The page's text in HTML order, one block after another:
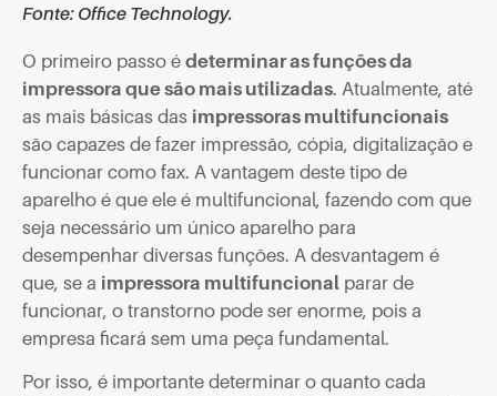
Fonte: Office Technology.
O primeiro passo é determinar as funções da
impressora que são mais utilizadas. Atualmente, até
as mais básicas das impressoras multifuncionais
são capazes de fazer impressão, cópia, digitalização e
funcionar como fax. A vantagem deste tipo de
aparelho é que ele é multifuncional, fazendo com que
seja necessário um único aparelho para
desempenhar diversas funções. A desvantagem é
que, se a impressora multifuncional parar de
funcionar, o transtorno pode ser enorme, pois a
empresa ficará sem uma peça fundamental.
Por isso, é importante determinar o quanto cada